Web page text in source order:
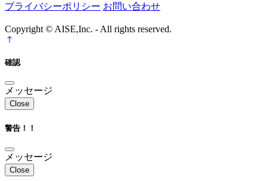
プライバシーポリシー お問い合わせ
Copyright © AISE,Inc. - All rights reserved.
確認
メッセージ
Close
警告！！
メッセージ
Close